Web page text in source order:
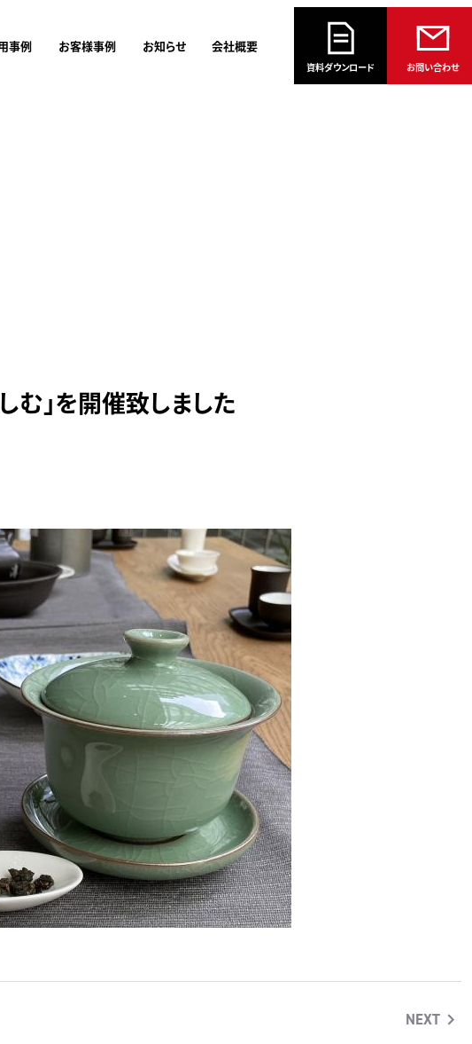
事例 お客様事例 お知らせ 会社概要
資料ダウンロード お問い合わせ
」を開催致しました
NEXT